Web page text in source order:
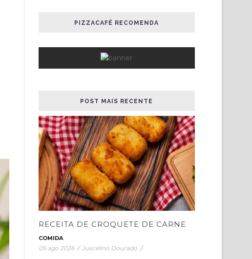
PIZZACAFÉ RECOMENDA
POST MAIS RECENTE
RECEITA DE CROQUETE DE CARNE
COMIDA
05 ago 2026 / Juscelino Dourado /